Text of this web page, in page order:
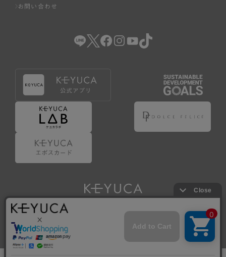
お問い合わせ
Copyright © KAWAJUN Co., Ltd. All Rights Reserved.